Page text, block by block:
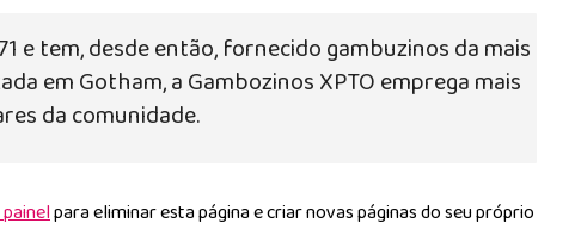
e tem, desde então, fornecido gambuzinos da mais
em Gotham, a Gambozinos XPTO emprega mais
da comunidade.
para eliminar esta página e criar novas páginas do seu próprio